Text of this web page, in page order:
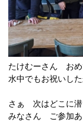
たけむーさん おめ
水中でもお祝いし
さぁ 次はどこに潜
みなさん ご参加あ